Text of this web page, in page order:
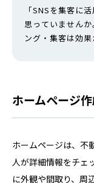
「SNSを集客に
思っていません
ング・集客は効
記事では、SNS
SNS集客に取り
ホームページ
ホームページは、不
人が詳細情報をチェ
に外観や間取り、周